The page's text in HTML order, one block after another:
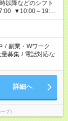
以降などのシフト
▼10:00～19:00
/ 副業・Wワーク
量募集 / 電話対応な
詳細へ
プ）